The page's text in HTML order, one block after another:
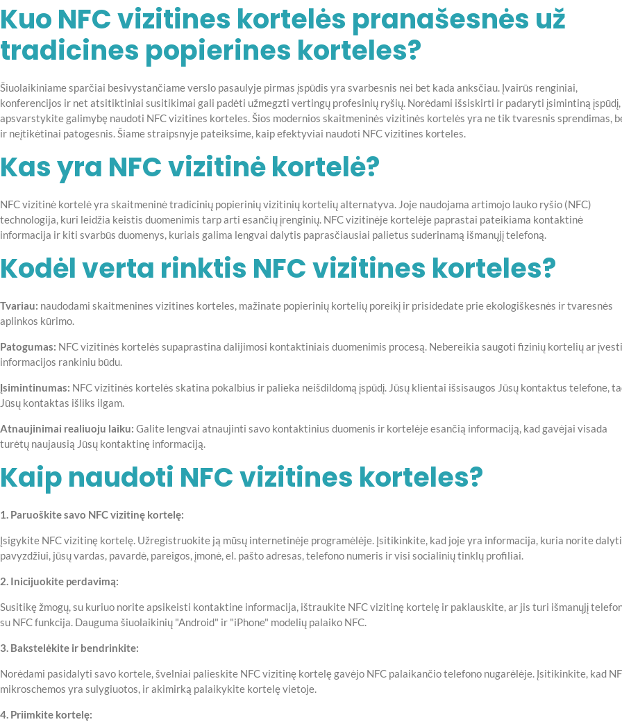
Kuo NFC vizitines kortelės pranašesnės už
tradicines popierines korteles?
Šiuolaikiniame sparčiai besivystančiame verslo pasaulyje pirmas įspūdis yra svarbesnis nei bet kada anksčiau. Įvairūs renginiai,
konferencijos ir net atsitiktiniai susitikimai gali padėti užmegzti vertingų profesinių ryšių. Norėdami išsiskirti ir padaryti įsimintiną įspūdį,
apsvarstykite galimybę naudoti NFC vizitines korteles. Šios modernios skaitmeninės vizitinės kortelės yra ne tik tvaresnis sprendimas,
ir neįtikėtinai patogesnis. Šiame straipsnyje pateiksime, kaip efektyviai naudoti NFC vizitines korteles.
Kas yra NFC vizitinė kortelė?
NFC vizitinė kortelė yra skaitmeninė tradicinių popierinių vizitinių kortelių alternatyva. Joje naudojama artimojo lauko ryšio (NFC)
technologija, kuri leidžia keistis duomenimis tarp arti esančių įrenginių. NFC vizitinėje kortelėje paprastai pateikiama kontaktinė
informacija ir kiti svarbūs duomenys, kuriais galima lengvai dalytis paprasčiausiai palietus suderinamą išmanųjį telefoną.
Kodėl verta rinktis NFC vizitines korteles?
Tvariau: naudodami skaitmenines vizitines korteles, mažinate popierinių kortelių poreikį ir prisidedate prie ekologiškesnės ir tvaresnės
aplinkos kūrimo.
Patogumas: NFC vizitinės kortelės supaprastina dalijimosi kontaktiniais duomenimis procesą. Nebereikia saugoti fizinių kortelių ar įvesti
informacijos rankiniu būdu.
Įsimintinumas: NFC vizitinės kortelės skatina pokalbius ir palieka neišdildomą įspūdį. Jūsų klientai išsisaugos Jūsų kontaktus telefone,
Jūsų kontaktas išliks ilgam.
Atnaujinimai realiuoju laiku: Galite lengvai atnaujinti savo kontaktinius duomenis ir kortelėje esančią informaciją, kad gavėjai visada
turėtų naujausią Jūsų kontaktinę informaciją.
Kaip naudoti NFC vizitines korteles?
1. Paruoškite savo NFC vizitinę kortelę:
Įsigykite NFC vizitinę kortelę. Užregistruokite ją mūsų internetinėje programėlėje. Įsitikinkite, kad joje yra informacija, kuria norite
pavyzdžiui, jūsų vardas, pavardė, pareigos, įmonė, el. pašto adresas, telefono numeris ir visi socialinių tinklų profiliai.
2. Inicijuokite perdavimą:
Susitikę žmogų, su kuriuo norite apsikeisti kontaktine informacija, ištraukite NFC vizitinę kortelę ir paklauskite, ar jis turi išmanųjį
su NFC funkcija. Dauguma šiuolaikinių "Android" ir "iPhone" modelių palaiko NFC.
3. Bakstelėkite ir bendrinkite:
Norėdami pasidalyti savo kortele, švelniai palieskite NFC vizitinę kortelę gavėjo NFC palaikančio telefono nugarėlėje. Įsitikinkite, kad
mikroschemos yra sulygiuotos, ir akimirką palaikykite kortelę vietoje.
4. Priimkite kortelę: